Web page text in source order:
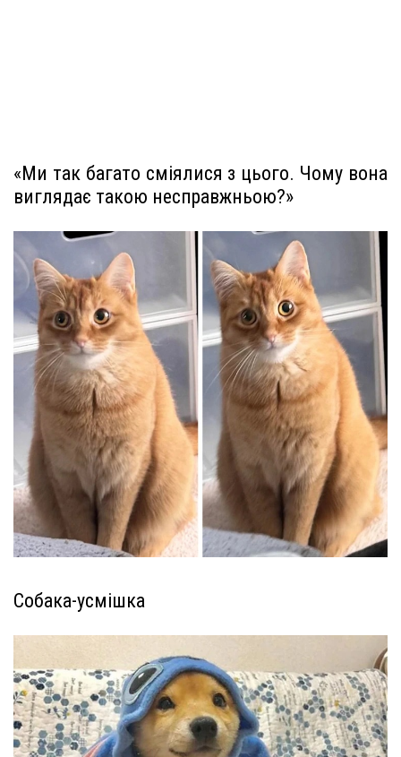
«Ми так багато сміялися з цього. Чому вона
виглядає такою несправжньою?»
Собака-усмішка